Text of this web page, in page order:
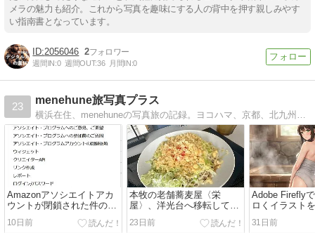
メラの魅力も紹介。これから写真を趣味にする人の背中を押す親しみやす
い指南書となっています。
2056046 2
週間IN:0 週間OUT:36 月間IN:0
23
menehune旅写真プラス
横浜在住、menehuneの写真旅の記録。ヨコハマ、京都、北九州、飛騨高山など、SONYの一眼レフデジカメで撮影した写真とインプレッションを紹介します。 お気に入りの映画、書籍とアニメのインプレ、ライフハックもたまに更新します。
Amazonアソシエイトアカ
ウントが閉鎖された件の顛
末を書いておく。
10日前
本牧の老舗蕎麦屋〈栄
屋〉、洋光台へ移転して営
業していることを確認しま
した。2026年7月17日
23日前
Adobe Firefly
ロくイラスト
のか、やって
の11
31日前